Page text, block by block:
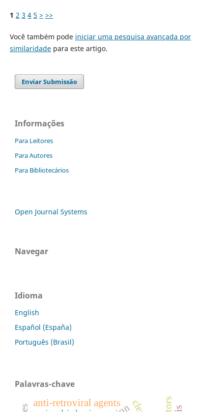
1 2 3 4 5 > >>
Você também pode iniciar uma pesquisa avançada por
similaridadepara este artigo.
Enviar Submissão
Informações
Para Leitores
Para Autores
Para Bibliotecários
Open Journal Systems
Navegar
Idioma
English
Español (España)
Português (Brasil)
Palavras-chave
anti-retroviral agents